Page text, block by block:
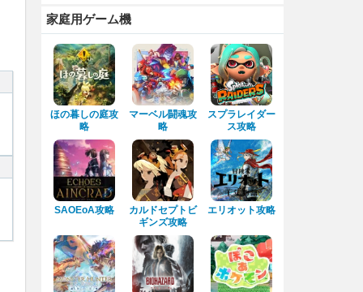
家庭用ゲーム機
ほの暮しの庭攻
略
マーベル闘魂攻
略
スプラレイダー
ス攻略
SAOEoA攻略
カルドセプトビ
ギンズ攻略
エリオット攻略